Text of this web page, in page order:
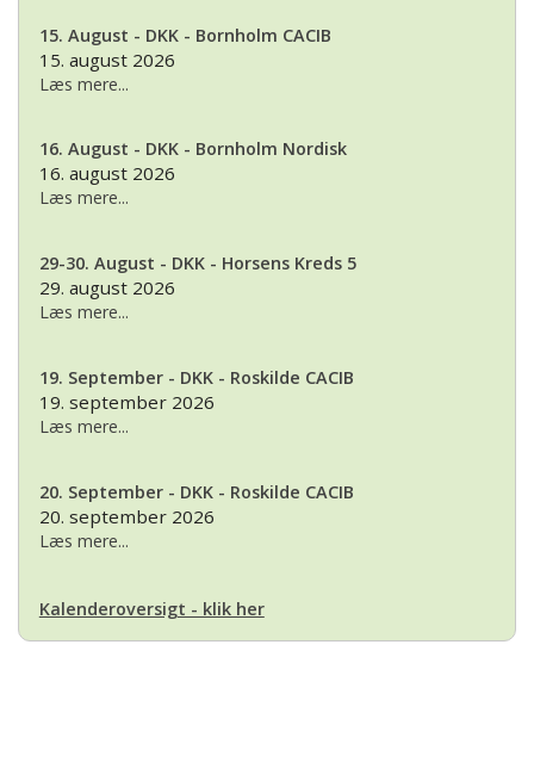
15. August - DKK - Bornholm CACIB
15. august 2026
Læs mere...
16. August - DKK - Bornholm Nordisk
16. august 2026
Læs mere...
29-30. August - DKK - Horsens Kreds 5
29. august 2026
Læs mere...
19. September - DKK - Roskilde CACIB
19. september 2026
Læs mere...
20. September - DKK - Roskilde CACIB
20. september 2026
Læs mere...
Kalenderoversigt - klik her